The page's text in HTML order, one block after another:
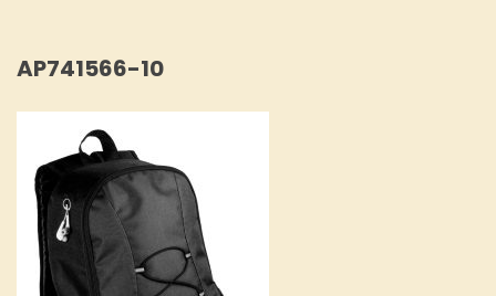
AP741566-10